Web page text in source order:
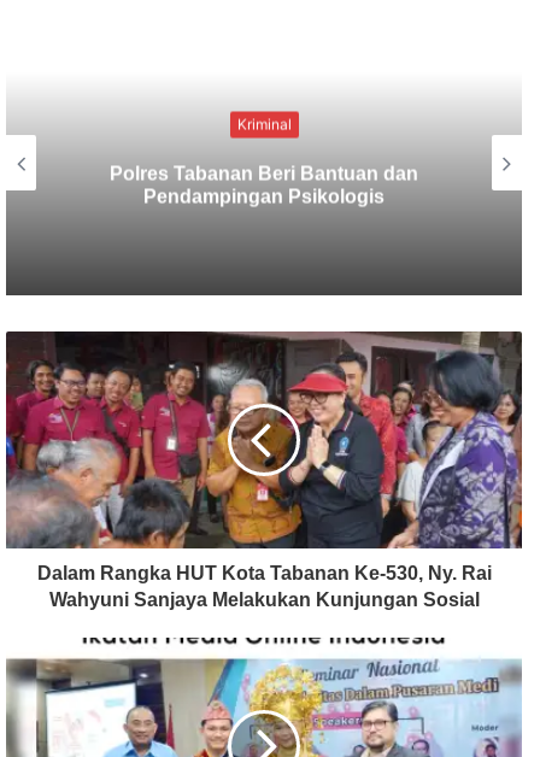
Kriminal
Berbekal CCTV, Pelaku Tabrak Lari
Terungkap
Dalam Rangka HUT Kota Tabanan Ke-530, Ny. Rai
Wahyuni Sanjaya Melakukan Kunjungan Sosial